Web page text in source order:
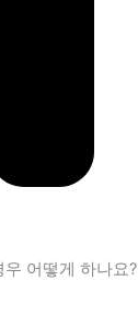
어떻게 하나요?